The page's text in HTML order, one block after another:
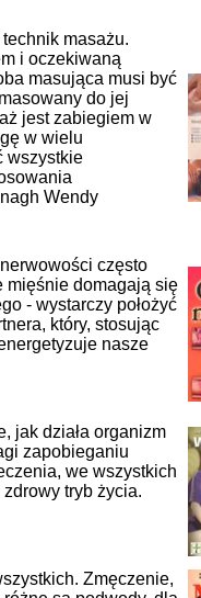
masażu.
i oczekiwaną
masująca musi być
do jej
jest zabiegiem w
w wielu
wszystkie
Wendy
często
mięśnie domagają się
- wystarczy położyć
który, stosując
nasze
jak działa organizm
zapobieganiu
we wszystkich
tryb życia.
Zmęczenie,